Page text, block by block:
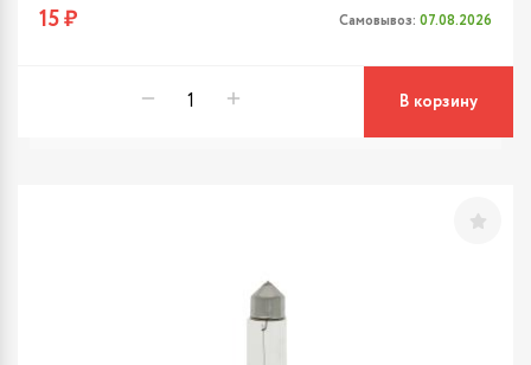
15 ₽ Самовывоз: 07.08.2026
В корзину